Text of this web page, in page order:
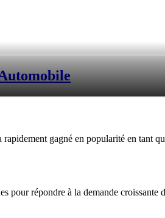
gagné en popularité en tant
pour répondre à la demande